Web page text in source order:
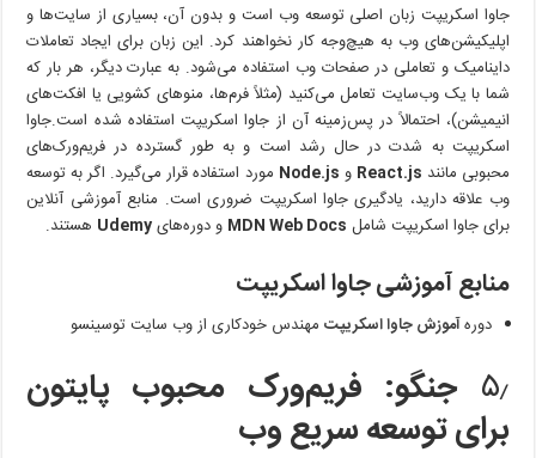
جاوا اسکریپت زبان اصلی توسعه وب است و بدون آن، بسیاری از سایت‌ها و
اپلیکیشن‌های وب به هیچ‌وجه کار نخواهند کرد. این زبان برای ایجاد تعاملات
داینامیک و تعاملی در صفحات وب استفاده می‌شود. به عبارت دیگر، هر بار که
شما با یک وب‌سایت تعامل می‌کنید (مثلاً فرم‌ها، منوهای کشویی یا افکت‌های
انیمیشن)، احتمالاً در پس‌زمینه آن از جاوا اسکریپت استفاده شده است.جاوا
اسکریپت به شدت در حال رشد است و به طور گسترده در فریم‌ورک‌های
محبوبی مانند React.js و Node.js مورد استفاده قرار می‌گیرد. اگر به توسعه
وب علاقه دارید، یادگیری جاوا اسکریپت ضروری است. منابع آموزشی آنلاین
برای جاوا اسکریپت شامل MDN Web Docs و دوره‌هایUdemy هستند.
منابع آموزشی جاوا اسکریپت
دورهآموزش جاوا اسکریپت مهندس خودکاری از وب سایت توسینسو
۵٫ جنگو: فریم‌ورک محبوب پایتون
برای توسعه سریع وب